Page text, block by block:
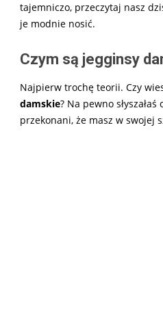
tajemniczo, przeczytaj nasz
je modnie nosić.
Czym są jegginsy
Najpierw trochę teorii. Czy
damskie? Na pewno
przekonani, że masz w swojej